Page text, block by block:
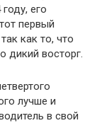
его
первый
как то, что
дикий восторг.
лучше и
в свой